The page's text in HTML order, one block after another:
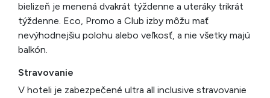
bielizeň je menená dvakrát týždenne a uteráky trikrát
týždenne. Eco, Promo a Club izby môžu mať
nevýhodnejšiu polohu alebo veľkosť, a nie všetky majú
balkón.
Stravovanie
V hoteli je zabezpečené ultra all inclusive stravovanie